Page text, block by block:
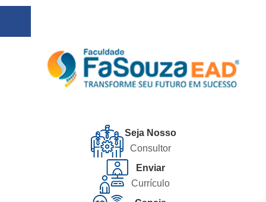
Seja Nosso
Consultor
Enviar
Currículo